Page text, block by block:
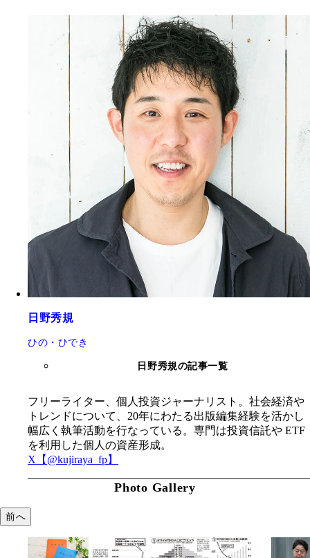
日野秀規
ひの・ひでき
日野秀規の記事一覧
フリーライター、個人投資ジャーナリスト。社会経済や
トレンドについて、20年にわたる出版編集経験を活かし
幅広く執筆活動を行なっている。専門は投資信託や ETF
を利用した個人の資産形成。
X【@kujiraya_fp】
Photo Gallery
前へ